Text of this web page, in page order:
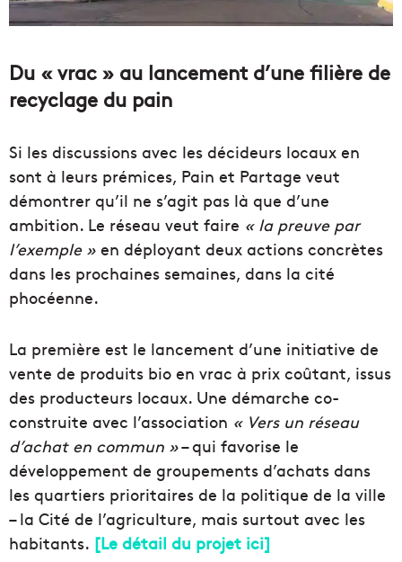
Du « vrac » au lancement d’une filière de
recyclage du pain
Si les discussions avec les décideurs locaux en
sont à leurs prémices, Pain et Partage veut
démontrer qu’il ne s’agit pas là que d’une
ambition. Le réseau veut faire « la preuve par
l’exemple » en déployant deux actions concrètes
dans les prochaines semaines, dans la cité
phocéenne.
La première est le lancement d’une initiative de
vente de produits bio en vrac à prix coûtant, issus
des producteurs locaux. Une démarche co-
construite avec l’association « Vers un réseau
d’achat en commun »– qui favorise le
développement de groupements d’achats dans
les quartiers prioritaires de la politique de la ville
– la Cité de l’agriculture, mais surtout avec les
habitants. [Le détail du projet ici]